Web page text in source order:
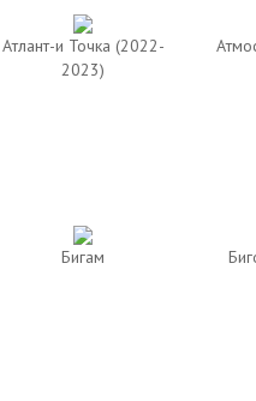
Атлант-и Точка (2022-
2023)
Бигам